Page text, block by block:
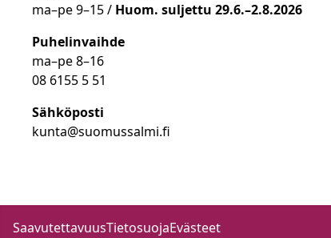
ma–pe 9–15 / Huom. suljettu 29.6.–2.8.2026
Puhelinvaihde
ma–pe 8–16
08 6155 5 51
Sähköposti
kunta@suomussalmi.fi
SaavutettavuusTietosuojaEvästeet